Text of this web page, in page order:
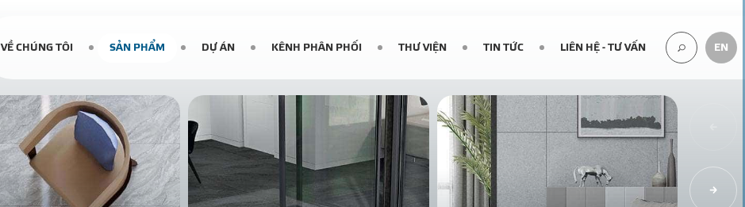
VỀ CHÚNG TÔI SẢN PHẨM DỰ ÁN KÊNH PHÂN PHỐI THƯ VIỆN TIN TỨC LIÊN HỆ - TƯ VẤN EN